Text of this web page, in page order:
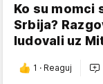
Ko su momci
Srbija?
ludovali uz
1 · Reaguj